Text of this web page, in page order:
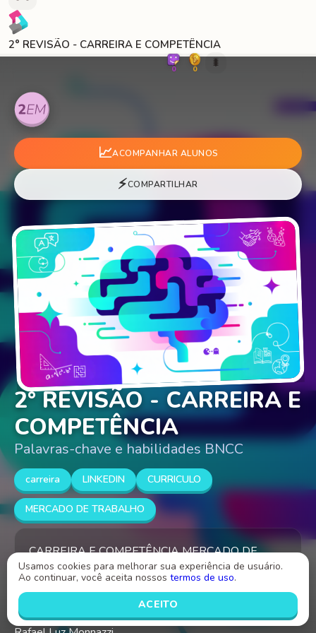
2° REVISÃO - CARREIRA E COMPETÊNCIA
0 0 🐛
📈ACOMPANHAR ALUNOS
⚡COMPARTILHAR
2° REVISÃO - CARREIRA E
COMPETÊNCIA
Palavras-chave e habilidades BNCC
carreira LINKEDIN CURRICULO
MERCADO DE TRABALHO
CARREIRA E COMPETÊNCIA MERCADO DE
TRABALHO
Criado por
Usamos cookies para melhorar sua experiência de usuário.
Ao continuar, você aceita nossos termos de uso.
ACEITO